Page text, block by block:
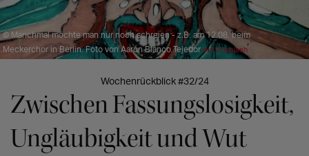
© Manchmal möchte man nur noch schreien - z.B. am 12.08. beim
Meckerchor in Berlin. Foto von Aarón Blanco Tejedor auf Unsplash
Wochenrückblick #32/24
Zwischen Fassungslosigkeit,
Ungläubigkeit und Wut